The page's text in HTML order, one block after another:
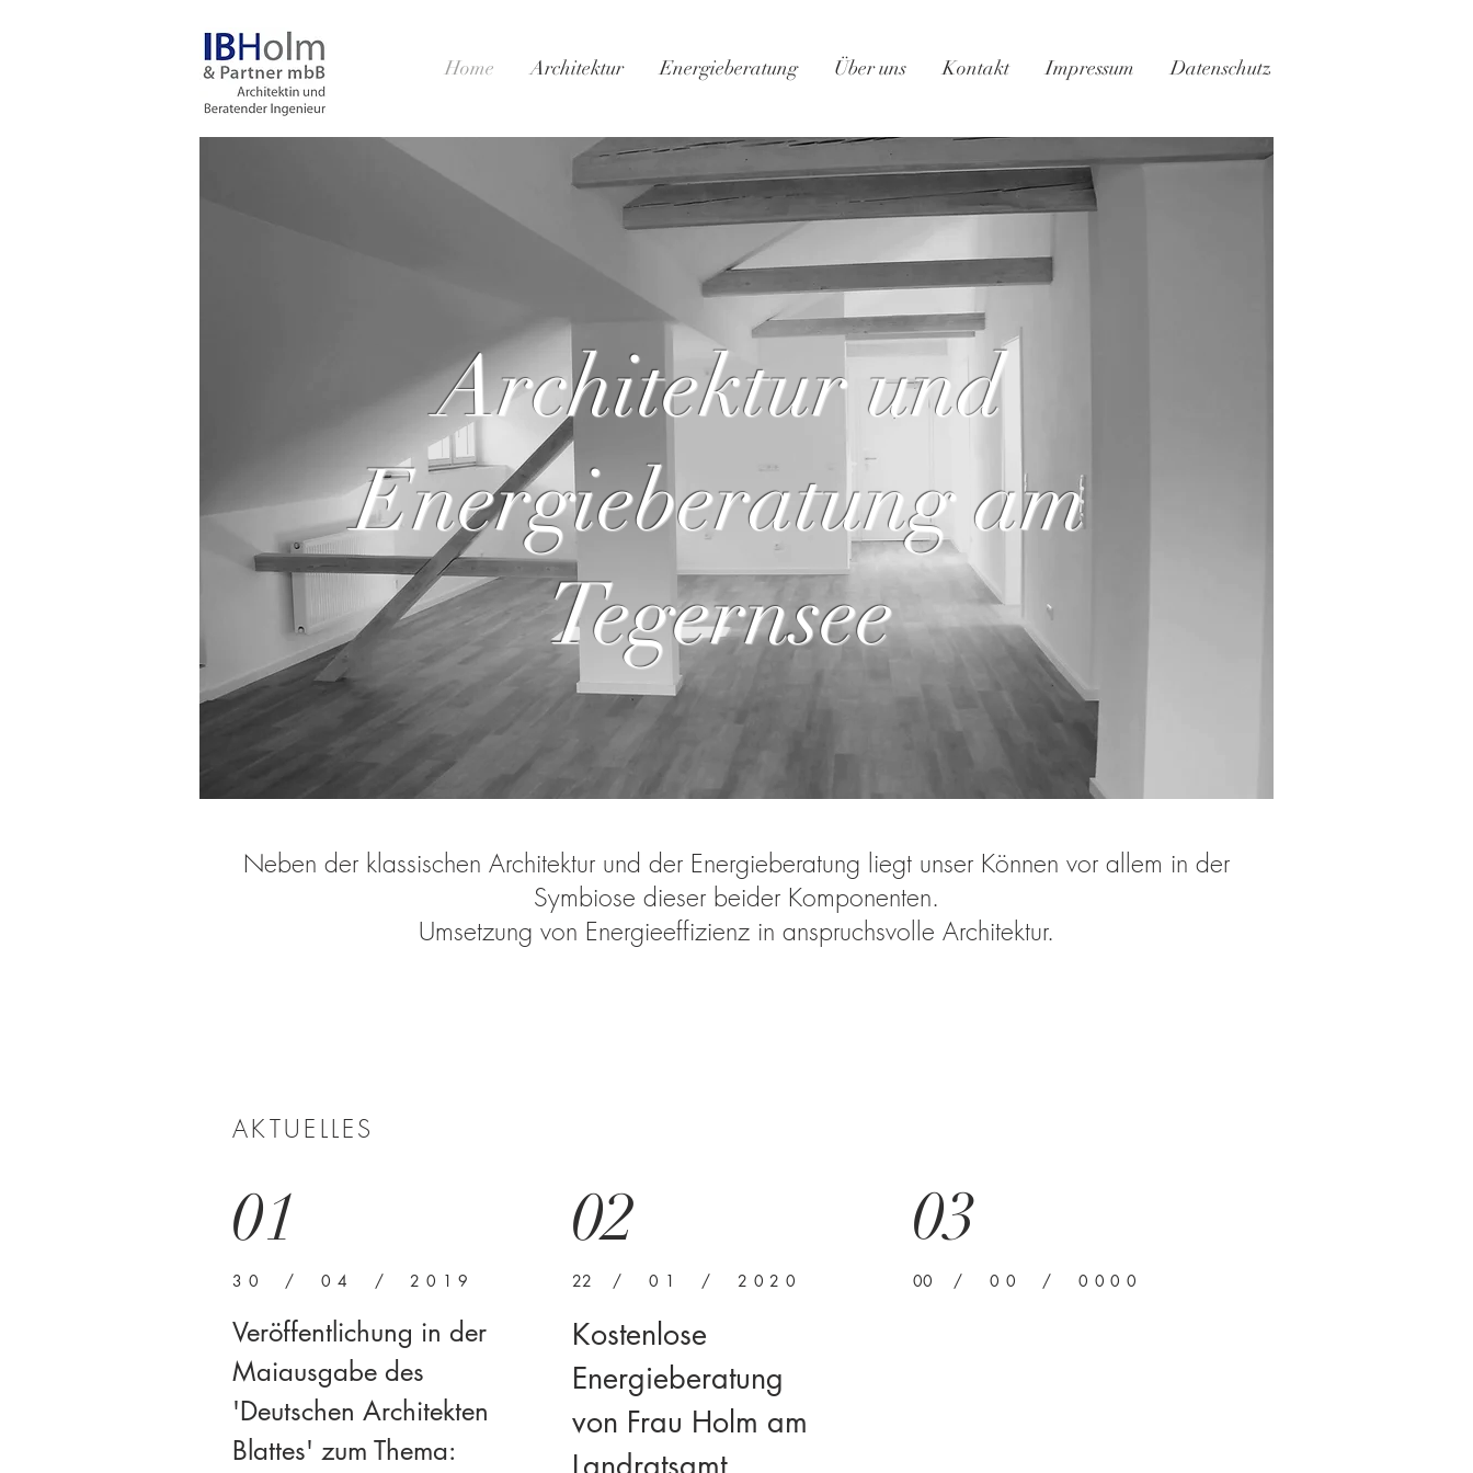
Home Architektur Energieberatung Über uns Kontakt Impressum Datenschutz
Architektur und
Energieberatung am
Tegernsee
Neben der klassischen Architektur und der Energieberatung liegt unser Können vor allem in der
Symbiose dieser beider Komponenten.
Umsetzung von Energieeffizienz in anspruchsvolle Architektur.
AKTUELLES
01
30 / 04 / 2019
Veröffentlichung in der
Maiausgabe des
'Deutschen Architekten
Blattes' zum Thema:
02
22 / 01 / 2020
Kostenlose
Energieberatung
von Frau Holm am
03
00 / 00 / 0000